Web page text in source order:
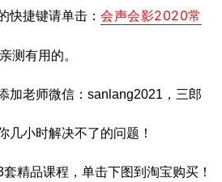
快捷键请单击： 会声会影2020常
测有用的。
加老师微信：sanlang2021，三郎
几小时解决不了的问题！
精品课程，单击下图到淘宝购买！